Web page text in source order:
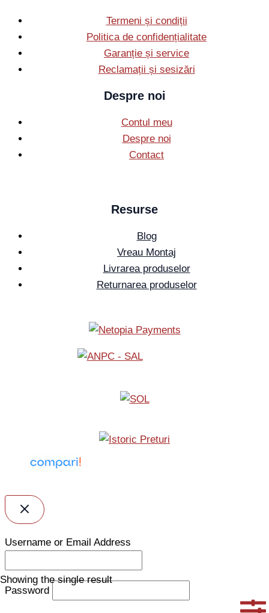
Showing the single result
Termeni și condiții
Politica de confidențialitate
Garanție și service
Reclamații și sesizări
Despre noi
Contul meu
Despre noi
Contact
Resurse
Blog
Vreau Montaj
Livrarea produselor
Returnarea produselor
Username or Email Address
Password